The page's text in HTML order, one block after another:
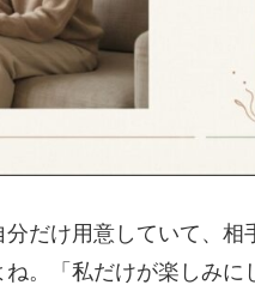
だけ用意していて、
。「私だけが楽しみ